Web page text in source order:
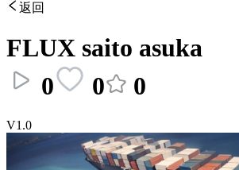
返回
FLUX saito asuka
0
0 0
V1.0